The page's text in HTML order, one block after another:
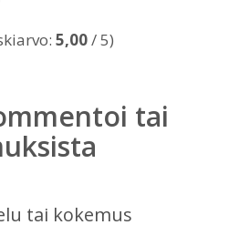
5,00/ 5)
tai
tai kokemus